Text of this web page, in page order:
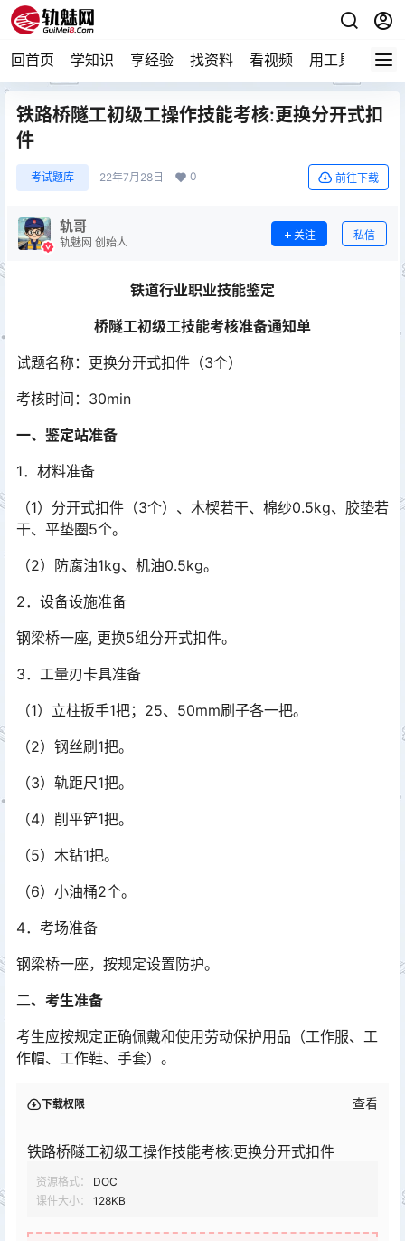
回首页 学知识 享经验 找资料 看视频 用工具 论技
铁路桥隧工初级工操作技能考核:更换分开式扣
件
考试题库 22年7月28日 0 前往下载
轨哥
轨魅网 创始人
关注 私信
铁道行业职业技能鉴定
桥隧工初级工技能考核准备通知单
试题名称：更换分开式扣件（3个）
考核时间：30min
一、鉴定站准备
1．材料准备
（1）分开式扣件（3个）、木楔若干、棉纱0.5kg、胶垫若
干、平垫圈5个。
（2）防腐油1kg、机油0.5kg。
2．设备设施准备
钢梁桥一座, 更换5组分开式扣件。
3．工量刃卡具准备
（1）立柱扳手1把；25、50mm刷子各一把。
（2）钢丝刷1把。
（3）轨距尺1把。
（4）削平铲1把。
（5）木钻1把。
（6）小油桶2个。
4．考场准备
钢梁桥一座，按规定设置防护。
二、考生准备
考生应按规定正确佩戴和使用劳动保护用品（工作服、工
作帽、工作鞋、手套）。
下载权限 查看
铁路桥隧工初级工操作技能考核:更换分开式扣件
资源格式：
DOC
课件大小：
128KB